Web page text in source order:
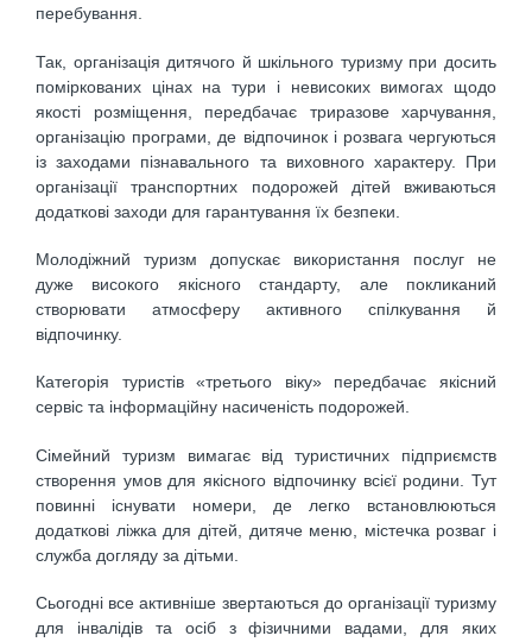
перебування.
Так, організація дитячого й шкільного туризму при досить
поміркованих цінах на тури і невисоких вимогах щодо
якості розміщення, передбачає триразове харчування,
організацію програми, де відпочинок і розвага чергуються
із заходами пізнавального та виховного характеру. При
організації транспортних подорожей дітей вживаються
додаткові заходи для гарантування їх безпеки.
Молодіжний туризм допускає використання послуг не
дуже високого якісного стандарту, але покликаний
створювати атмосферу активного спілкування й
відпочинку.
Категорія туристів «третього віку» передбачає якісний
сервіс та інформаційну насиченість подорожей.
Сімейний туризм вимагає від туристичних підприємств
створен­ня умов для якісного відпочинку всієї родини. Тут
повинні існувати номери, де легко встановлюються
додаткові ліжка для дітей, дитяче меню, містечка розваг і
служба догляду за дітьми.
Сьогодні все активніше звертаються до організації туризму
для інвалідів та осіб з фізичними вадами, для яких